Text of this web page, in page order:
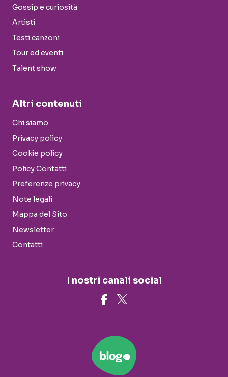
Gossip e curiosità
Artisti
Testi canzoni
Tour ed eventi
Talent show
Altri contenuti
Chi siamo
Privacy policy
Cookie policy
Policy Contatti
Preferenze privacy
Note legali
Mappa del Sito
Newsletter
Contatti
I nostri canali social